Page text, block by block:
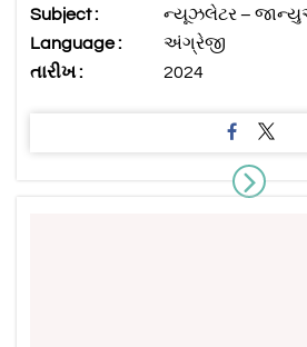
Subject :
ન્યૂઝલેટર –
Language :
અંગ્રેજી
તારીખ :
2024